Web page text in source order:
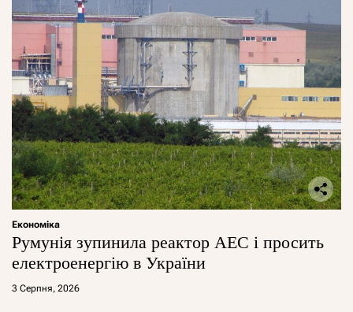
Економіка
Румунія зупинила реактор АЕС і просить
електроенергію в України
3 Серпня, 2026